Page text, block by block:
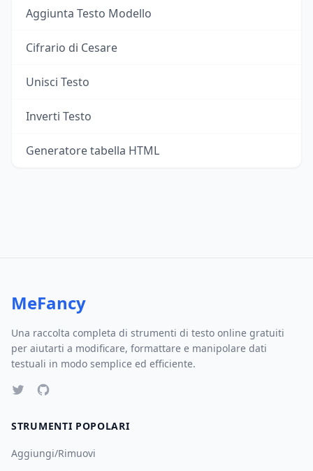
Aggiunta Testo Modello
Cifrario di Cesare
Unisci Testo
Inverti Testo
Generatore tabella HTML
MeFancy
Una raccolta completa di strumenti di testo online gratuiti
per aiutarti a modificare, formattare e manipolare dati
testuali in modo semplice ed efficiente.
STRUMENTI POPOLARI
Aggiungi/Rimuovi